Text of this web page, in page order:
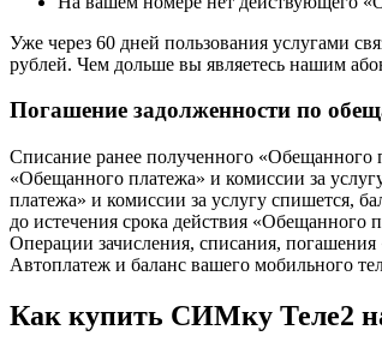
Уже через 60 дней пользования услугами
рублей. Чем дольше вы являетесь нашим
Погашение задолженности по
Списание ранее полученного «Обещанного
«Обещанного платежа» и комиссии за
платежа» и комиссии за услугу спишется,
до истечения срока действия
Операции зачисления, списания,
Автоплатеж и баланс вашего мобильного
Как купить СИМку Теле2